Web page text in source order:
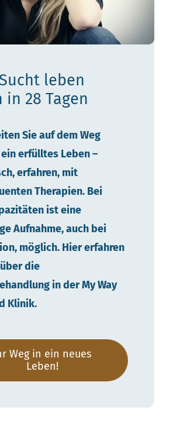
leben
in 28 Tagen
Sie auf dem Weg
erfülltes Leben –
erfahren, mit
Therapien. Bei
ist eine
Aufnahme, auch bei
möglich. Hier erfahren
die
in der My Way
Klinik.
Weg in ein neues
Leben!